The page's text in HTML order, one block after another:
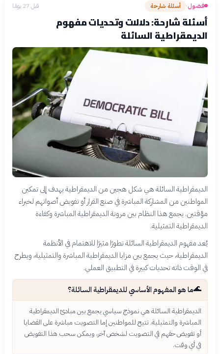
فضول› أسئلة شارحة قبل 27 يومًا
أسئلة شارحة: دلالات وتحديات مفهوم
الديمقراطية السائلة
الديمقراطية السائلة هي شكل هجين من الديمقراطية يهدف إلى تمكين
المواطنين من المشاركة المباشرة في صنع القرار أو تفويض أصواتهم لخبراء
مؤقتين. يجمع هذا النظام بين مرونة الديمقراطية المباشرة وكفاءة
الديمقراطية التمثيلية.
يُعد مفهوم الديمقراطية السائلة تطورًا مثيرًا للاهتمام في الأنظمة
الديمقراطية، حيث يجمع بين مزايا الديمقراطية المباشرة والتمثيلية، ويطرح
في الوقت ذاته تحديات كبيرة في التطبيق العملي.
🌊ما هو المفهوم الأساسي للديمقراطية السائلة؟
الديمقراطية السائلة هي نموذج سياسي يجمع بين مبادئ الديمقراطية
المباشرة والتمثيلية. تتيح للمواطنين إما التصويت مباشرة على القضايا
أو تفويض حقهم في التصويت لشخص آخر، ويمكن سحب هذا التفويض
في أي وقت.